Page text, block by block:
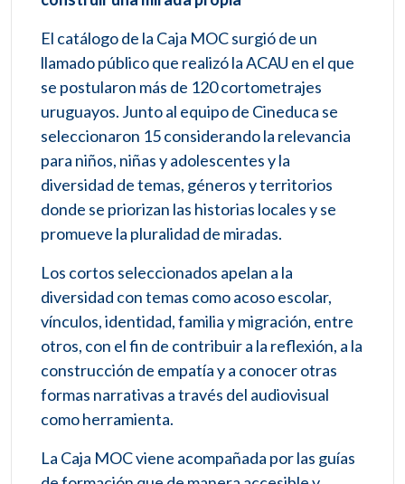
El catálogo de la Caja MOC surgió de un
llamado público que realizó la ACAU en el que
se postularon más de 120 cortometrajes
uruguayos. Junto al equipo de Cineduca se
seleccionaron 15 considerando la relevancia
para niños, niñas y adolescentes y la
diversidad de temas, géneros y territorios
donde se priorizan las historias locales y se
promueve la pluralidad de miradas.
Los cortos seleccionados apelan a la
diversidad con temas como acoso escolar,
vínculos, identidad, familia y migración, entre
otros, con el fin de contribuir a la reflexión, a la
construcción de empatía y a conocer otras
formas narrativas a través del audiovisual
como herramienta.
La Caja MOC viene acompañada por las guías